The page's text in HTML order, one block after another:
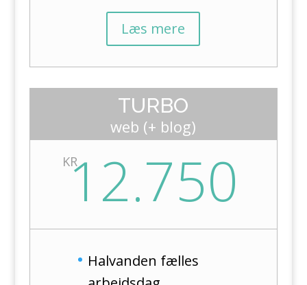
Læs mere
TURBO
web (+ blog)
KR
12.750
Halvanden fælles